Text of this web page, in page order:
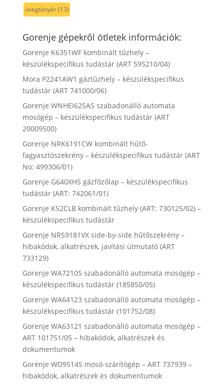
üvegtányér(13)
Gorenje gépekről ötletek információk:
Gorenje K6351WF kombinált tűzhely –
készülékspecifikus tudástár (ART 595210/04)
Mora P2241AW1 gáztűzhely – készülékspecifikus
tudástár (ART 741000/06)
Gorenje WNHEI62SAS szabadonálló automata
mosógép – készülékspecifikus tudástár (ART
20009500)
Gorenje NRK6191CW kombinált hűtő-
fagyasztószekrény – készülékspecifikus tudástár (ART
No: 499306/01)
Gorenje G640XHS gázfőzőlap – készülékspecifikus
tudástár (ART: 742061/01)
Gorenje K52CLB kombinált tűzhely (ART: 730125/02) –
készülékspecifikus tudástár
Gorenje NRS9181VX side-by-side hűtőszekrény –
hibakódok, alkatrészek, javítási útmutató (ART
733129)
Gorenje WA72105 szabadonálló automata mosógép –
készülékspecifikus tudástár (185850/05)
Gorenje WA64123 szabadonálló automata mosógép –
készülékspecifikus tudástár (101752/08)
Gorenje WA63121 szabadonálló automata mosógép –
ART 101751/05 – hibakódok, alkatrészek és
dokumentumok
Gorenje WD9514S mosó-szárítógép – ART 737939 –
hibakódok, alkatrészek és dokumentumok